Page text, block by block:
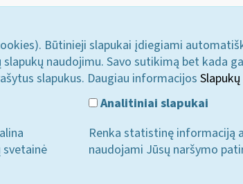
Būtinieji slapukai įdiegiami
naudojimu. Savo sutikimą bet kada
slapukus. Daugiau informacijos
svetainė
Analitiniai slapukai
Renka statistinę informaciją
naudojami Jūsų naršymo